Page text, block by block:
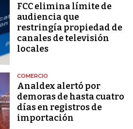
FCC elimina límite de
audiencia que
restringía propiedad de
canales de televisión
locales
COMERCIO
Analdex alertó por
demoras de hasta cuatro
días en registros de
importación